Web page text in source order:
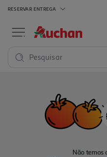
RESERVAR ENTREGA
Pesquisar
Não temos